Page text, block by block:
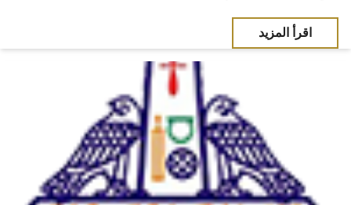
اقرأ المزيد